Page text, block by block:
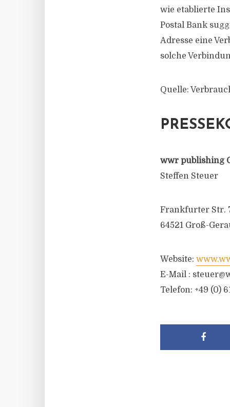
wie etablierte
Postal Bank
Adresse eine
solche
Quelle:
wwr publishing
Steffen Steuer
Frankfurter Str.
64521 Groß-
Website:
E-Mail :
Telefon: +49 (0)